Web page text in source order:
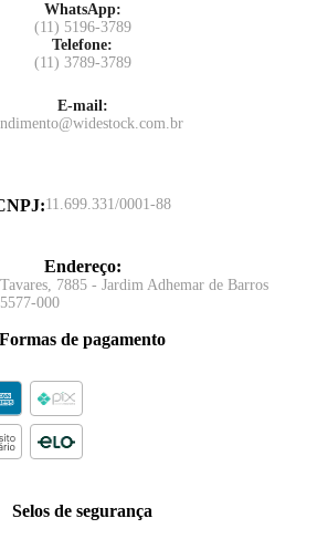
WhatsApp:
(11) 5196-3789
Telefone:
(11) 3789-3789
E-mail:
:11.699.331/0001-88
Endereço:
7885 - Jardim Adhemar de Barros
000
Formas de pagamento
Selos de segurança